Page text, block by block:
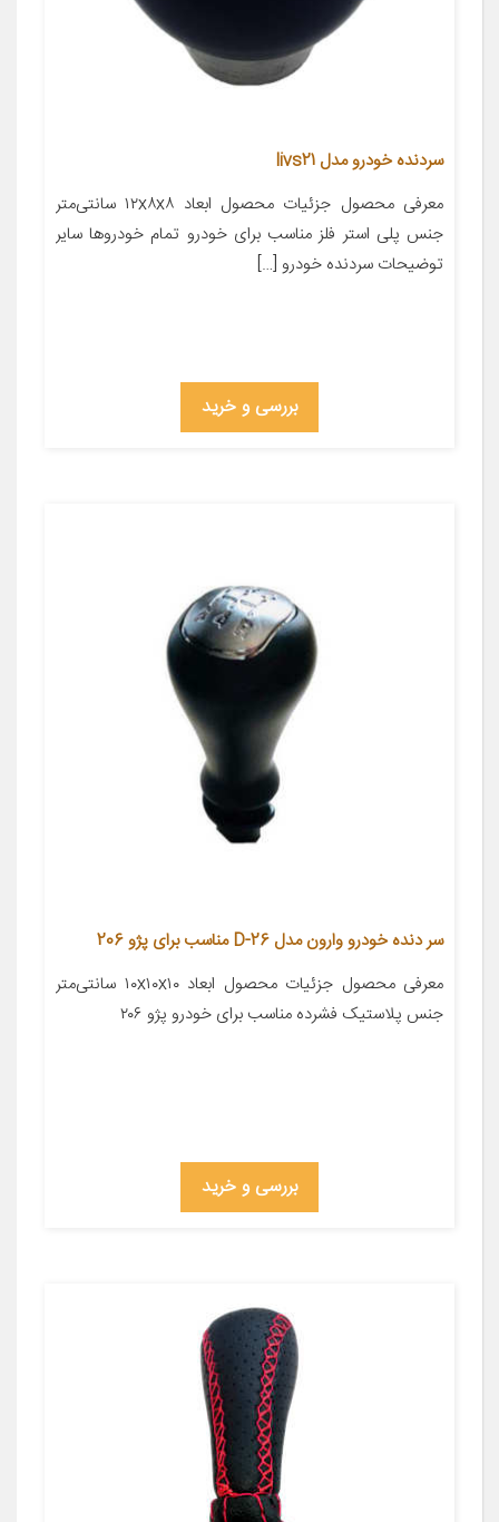
سردنده خودرو مدل livs21
معرفی محصول جزئیات محصول ابعاد ۱۲x۸x۸ سانتی‌متر
جنس پلی استر فلز مناسب برای خودرو تمام خودروها سایر
توضیحات سردنده خودرو […]
بررسی و خرید
سر دنده خودرو وارون مدل D-26 مناسب برای پژو 206
معرفی محصول جزئیات محصول ابعاد ۱۰x۱۰x۱۰ سانتی‌متر
جنس پلاستیک فشرده مناسب برای خودرو پژو ۲۰۶
بررسی و خرید